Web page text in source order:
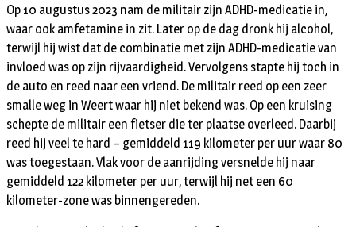
Op 10 augustus 2023 nam de militair zijn ADHD-medicatie in,
waar ook amfetamine in zit. Later op de dag dronk hij alcohol,
terwijl hij wist dat de combinatie met zijn ADHD-medicatie van
invloed was op zijn rijvaardigheid. Vervolgens stapte hij toch in
de auto en reed naar een vriend. De militair reed op een zeer
smalle weg in Weert waar hij niet bekend was. Op een kruising
schepte de militair een fietser die ter plaatse overleed. Daarbij
reed hij veel te hard – gemiddeld 119 kilometer per uur waar 80
was toegestaan. Vlak voor de aanrijding versnelde hij naar
gemiddeld 122 kilometer per uur, terwijl hij net een 60
kilometer-zone was binnengereden.